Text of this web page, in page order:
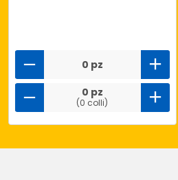
0 pz
0 pz
(0 colli)